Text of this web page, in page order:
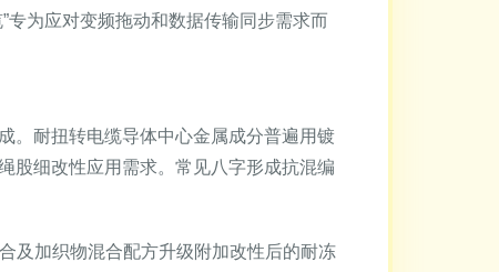
为应对变频拖动和数据传输同步需求而
。耐扭转电缆导体中心金属成分普遍用镀
股细改性应用需求。常见八字形成抗混编
及加织物混合配方升级附加改性后的耐冻